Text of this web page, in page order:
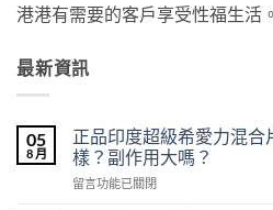
港港有需要的客戶享受性福生活。
最新資訊
05
8 月
正品印度超級希愛力混合
樣？副作用大嗎？
在
留言功能已關閉